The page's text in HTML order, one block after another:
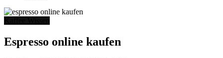
Espresso online kaufen